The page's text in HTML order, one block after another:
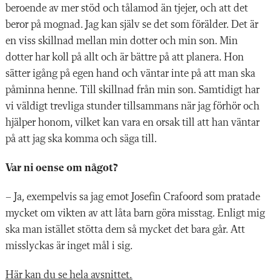
beroende av mer stöd och tålamod än tjejer, och att det
beror på mognad. Jag kan själv se det som förälder. Det är
en viss skillnad mellan min dotter och min son. Min
dotter har koll på allt och är bättre på att planera. Hon
sätter igång på egen hand och väntar inte på att man ska
påminna henne. Till skillnad från min son. Samtidigt har
vi väldigt trevliga stunder tillsammans när jag förhör och
hjälper honom, vilket kan vara en orsak till att han väntar
på att jag ska komma och säga till.
Var ni oense om något?
– Ja, exempelvis sa jag emot Josefin Crafoord som pratade
mycket om vikten av att låta barn göra misstag. Enligt mig
ska man istället stötta dem så mycket det bara går. Att
misslyckas är inget mål i sig.
Här kan du se hela avsnittet.